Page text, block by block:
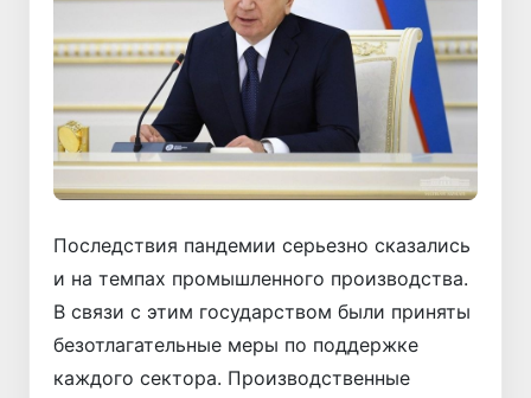
Последствия пандемии серьезно сказались
и на темпах промышленного производства.
В связи с этим государством были приняты
безотлагательные меры по поддержке
каждого сектора. Производственные